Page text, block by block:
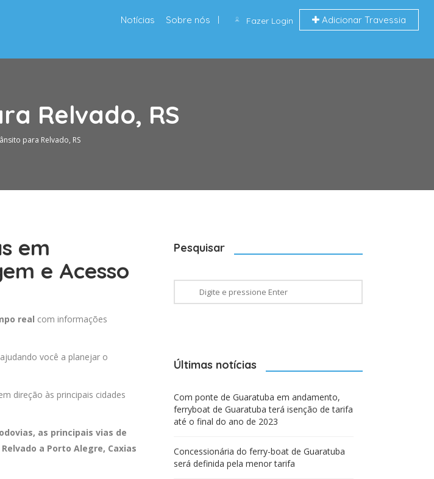
Fazer Login Adicionar Travessia
Notícias Sobre nós
Relvado, RS
para Relvado, RS
em
e Acesso
real com informações
você a planejar o
direção às principais cidades
as principais vias de
a Porto Alegre, Caxias
Pesquisar
Últimas notícias
Com ponte de Guaratuba em andamento,
ferryboat de Guaratuba terá isenção de tarifa
até o final do ano de 2023
Concessionária do ferry-boat de Guaratuba
será definida pela menor tarifa